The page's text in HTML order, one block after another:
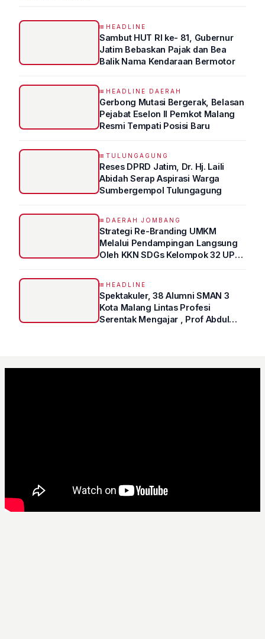
HEADLINE
Sambut HUT RI ke- 81, Gubernur
Jatim Bebaskan Pajak dan Bea
Balik Nama Kendaraan Bermotor
HEADLINE DAERAH
Gerbong Mutasi Bergerak, Belasan
Pejabat Eselon II Pemkot Malang
Resmi Tempati Posisi Baru
TULUNGAGUNG
Reses DPRD Jatim, Dr. Hj. Laili
Abidah Serap Aspirasi Warga
Sumbergempol Tulungagung
DAERAH JOMBANG
Strategi Re-Branding UMKM
Melalui Pendampingan Langsung
Oleh KKN SDGs Kelompok 32 UPN
HEADLINE
Spektakuler, 38 Alumni SMAN 3
Kota Malang Lintas Profesi
Serentak Mengajar , Prof Abdul